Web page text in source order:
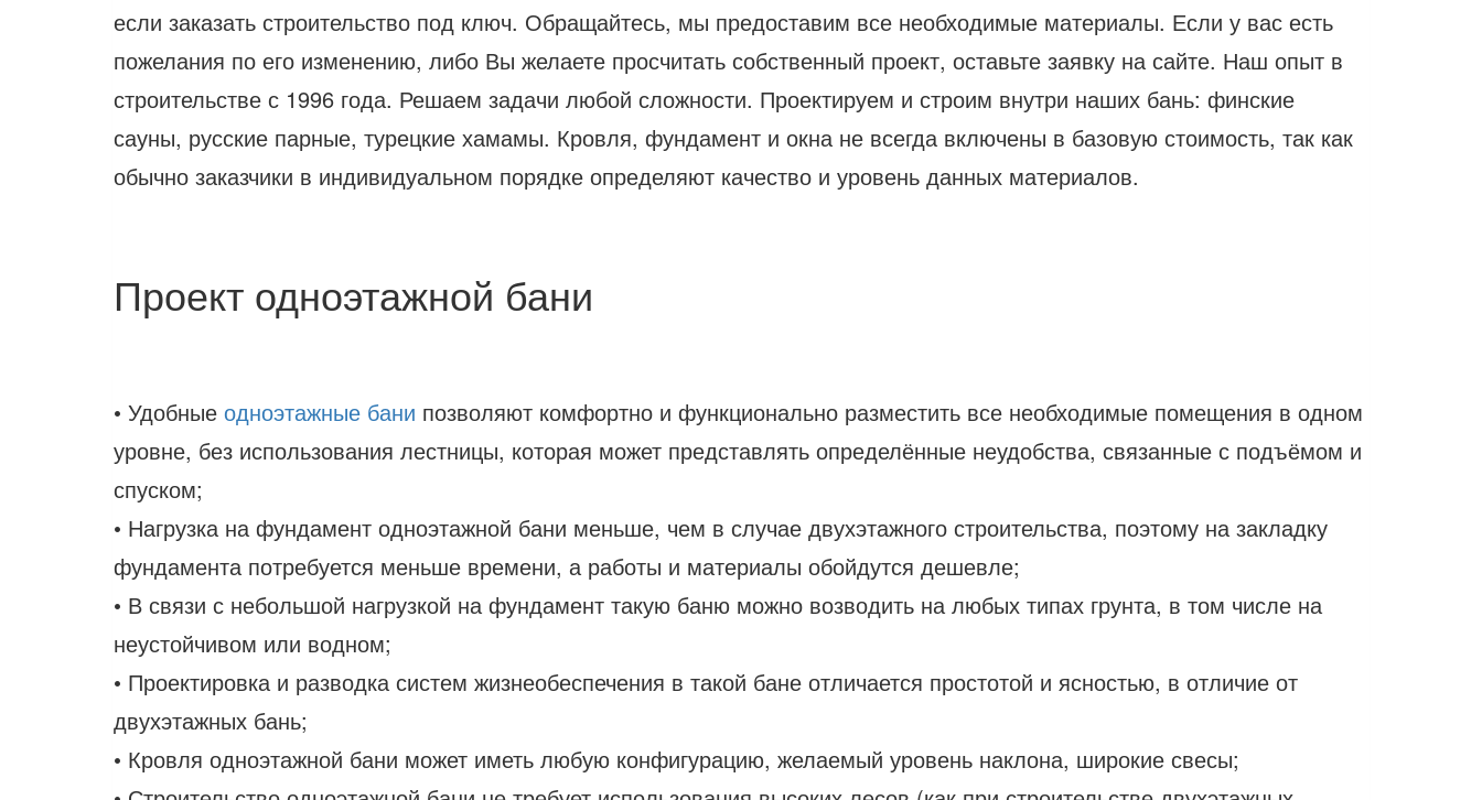
если заказать строительство под ключ. Обращайтесь, мы предоставим все необходимые материалы. Если у вас есть
пожелания по его изменению, либо Вы желаете просчитать собственный проект, оставьте заявку на сайте. Наш опыт в
строительстве с 1996 года. Решаем задачи любой сложности. Проектируем и строим внутри наших бань: финские
сауны, русские парные, турецкие хамамы. Кровля, фундамент и окна не всегда включены в базовую стоимость, так как
обычно заказчики в индивидуальном порядке определяют качество и уровень данных материалов.
Проект одноэтажной бани
• Удобные одноэтажные бани позволяют комфортно и функционально разместить все необходимые помещения в одном
уровне, без использования лестницы, которая может представлять определённые неудобства, связанные с подъёмом и
спуском;
• Нагрузка на фундамент одноэтажной бани меньше, чем в случае двухэтажного строительства, поэтому на закладку
фундамента потребуется меньше времени, а работы и материалы обойдутся дешевле;
• В связи с небольшой нагрузкой на фундамент такую баню можно возводить на любых типах грунта, в том числе на
неустойчивом или водном;
• Проектировка и разводка систем жизнеобеспечения в такой бане отличается простотой и ясностью, в отличие от
двухэтажных бань;
• Кровля одноэтажной бани может иметь любую конфигурацию, желаемый уровень наклона, широкие свесы;